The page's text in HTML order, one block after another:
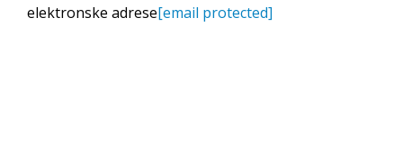
elektronske adrese[email protected]